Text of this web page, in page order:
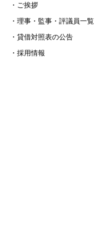
ご挨拶
理事・監事・評議員一覧
貸借対照表の公告
採用情報